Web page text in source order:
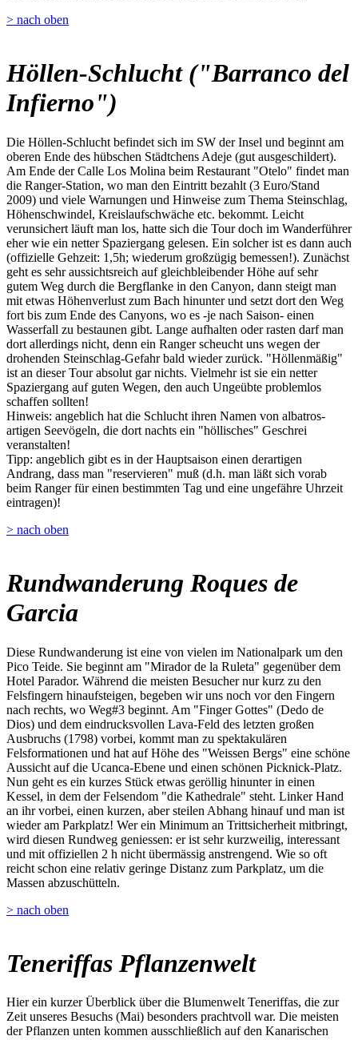
> nach oben
Höllen-Schlucht ("Barranco del
Infierno")
Die Höllen-Schlucht befindet sich im SW der Insel und beginnt am
oberen Ende des hübschen Städtchens Adeje (gut ausgeschildert).
Am Ende der Calle Los Molina beim Restaurant "Otelo" findet man
die Ranger-Station, wo man den Eintritt bezahlt (3 Euro/Stand
2009) und viele Warnungen und Hinweise zum Thema Steinschlag,
Höhenschwindel, Kreislaufschwäche etc. bekommt. Leicht
verunsichert läuft man los, hatte sich die Tour doch im Wanderführer
eher wie ein netter Spaziergang gelesen. Ein solcher ist es dann auch
(offizielle Gehzeit: 1,5h; wiederum großzügig bemessen!). Zunächst
geht es sehr aussichtsreich auf gleichbleibender Höhe auf sehr
gutem Weg durch die Bergflanke in den Canyon, dann steigt man
mit etwas Höhenverlust zum Bach hinunter und setzt dort den Weg
fort bis zum Ende des Canyons, wo es -je nach Saison- einen
Wasserfall zu bestaunen gibt. Lange aufhalten oder rasten darf man
dort allerdings nicht, denn ein Ranger scheucht uns wegen der
drohenden Steinschlag-Gefahr bald wieder zurück. "Höllenmäßig"
ist an dieser Tour absolut gar nichts. Vielmehr ist sie ein netter
Spaziergang auf guten Wegen, den auch Ungeübte problemlos
schaffen sollten!
Hinweis: angeblich hat die Schlucht ihren Namen von albatros-
artigen Seevögeln, die dort nachts ein "höllisches" Geschrei
veranstalten!
Tipp: angeblich gibt es in der Hauptsaison einen derartigen
Andrang, dass man "reservieren" muß (d.h. man läßt sich vorab
beim Ranger für einen bestimmten Tag und eine ungefähre Uhrzeit
eintragen)!
> nach oben
Rundwanderung Roques de
Garcia
Diese Rundwanderung ist eine von vielen im Nationalpark um den
Pico Teide. Sie beginnt am "Mirador de la Ruleta" gegenüber dem
Hotel Parador. Während die meisten Besucher nur kurz zu den
Felsfingern hinaufsteigen, begeben wir uns noch vor den Fingern
nach rechts, wo Weg#3 beginnt. Am "Finger Gottes" (Dedo de
Dios) und dem eindrucksvollen Lava-Feld des letzten großen
Ausbruchs (1798) vorbei, kommt man zu spektakulären
Felsformationen und hat auf Höhe des "Weissen Bergs" eine schöne
Aussicht auf die Ucanca-Ebene und einen schönen Picknick-Platz.
Nun geht es ein kurzes Stück etwas geröllig hinunter in einen
Kessel, in dem der Felsendom "die Kathedrale" steht. Linker Hand
an ihr vorbei, einen kurzen, aber steilen Abhang hinauf und man ist
wieder am Parkplatz! Wer ein Minimum an Trittsicherheit mitbringt,
wird diesen Rundweg geniessen: er ist sehr kurzweilig, interessant
und mit offiziellen 2 h nicht übermässig anstrengend. Wie so oft
reicht schon eine relativ geringe Distanz zum Parkplatz, um die
Massen abzuschütteln.
> nach oben
Teneriffas Pflanzenwelt
Hier ein kurzer Überblick über die Blumenwelt Teneriffas, die zur
Zeit unseres Besuchs (Mai) besonders prachtvoll war. Die meisten
der Pflanzen unten kommen ausschließlich auf den Kanarischen